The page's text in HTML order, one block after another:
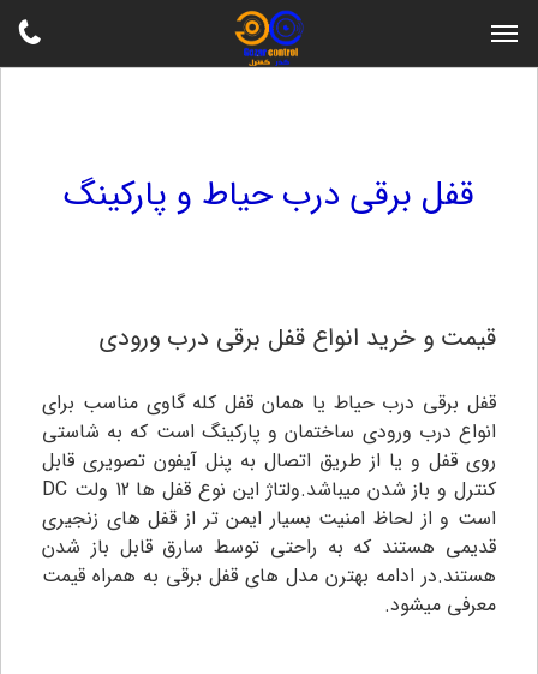
قفل برقی درب حیاط و پارکینگ
قیمت و خرید انواع قفل برقی درب ورودی
قفل برقی درب حیاط یا همان قفل کله گاوی مناسب برای
انواع درب ورودی ساختمان و پارکینگ است که به شاستی
روی قفل و یا از طریق اتصال به پنل آیفون تصویری قابل
کنترل و باز شدن میباشد.ولتاژ این نوع قفل ها 12 ولت DC
است و از لحاظ امنیت بسیار ایمن تر از قفل های زنجیری
قدیمی هستند که به راحتی توسط سارق قابل باز شدن
هستند.در ادامه بهترن مدل های قفل برقی به همراه قیمت
معرفی میشود.